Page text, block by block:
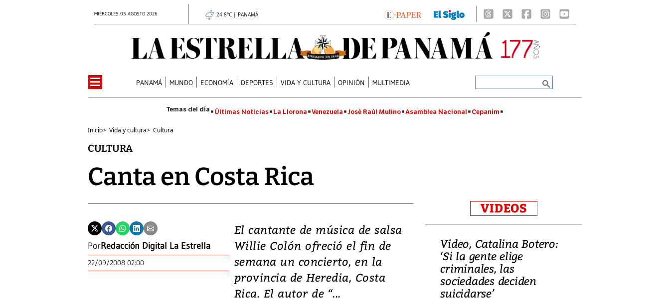
MIÉRCOLES 05 AGOSTO 2026 24.8°C | PANAMÁ
PANAMÁ MUNDO ECONOMÍA DEPORTES VIDA Y CULTURA OPINIÓN MULTIMEDIA
Últimas Noticias La Llorona Venezuela José Raúl Mulino Asamblea Nacional Cepanim
Inicio> Vida y cultura> Cultura
CULTURA
Canta en Costa Rica
PorRedacción Digital La Estrella
22/09/2008 02:00
El cantante de música de salsa
Willie Colón ofreció el fin de
semana un concierto, en la
provincia de Heredia, Costa
Rica. El autor de “...
VIDEOS
Video, Japón: Terremoto
deja heridos y graves
daños en Kumamoto
Video, Catalina Botero:
‘Si la gente elige
criminales, las
sociedades deciden
suicidarse’